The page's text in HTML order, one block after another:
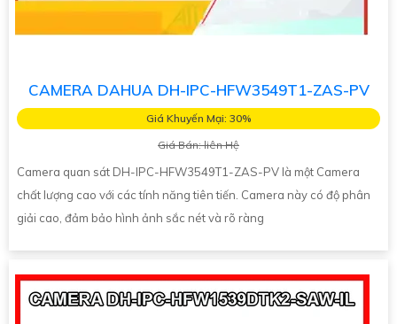
CAMERA DAHUA DH-IPC-HFW3549T1-ZAS-PV
Giá Khuyến Mại: 30%
Giá Bán: liên Hệ
Camera quan sát DH-IPC-HFW3549T1-ZAS-PV là một Camera
chất lượng cao với các tính năng tiên tiến. Camera này có độ phân
giải cao, đảm bảo hình ảnh sắc nét và rõ ràng